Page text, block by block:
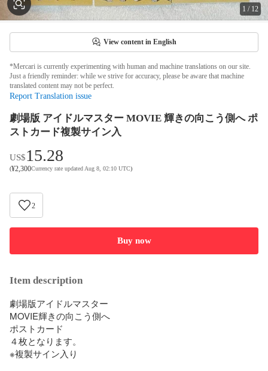
1 / 12
View content in English
*Mercari is currently experimenting with human and machine translations on our site.
Just a friendly reminder: while we strive for accuracy, please be aware that machine
translated content may not be perfect.
Report Translation issue
劇場版 アイドルマスター MOVIE 輝きの向こう側へ ポ
ストカード複製サイン入
US$15.28
(¥2,300Currency rate updated Aug 8, 02:10 UTC)
2
Buy now
Item description
劇場版アイドルマスター
MOVIE輝きの向こう側へ
ポストカード
４枚となります。
※複製サイン入り